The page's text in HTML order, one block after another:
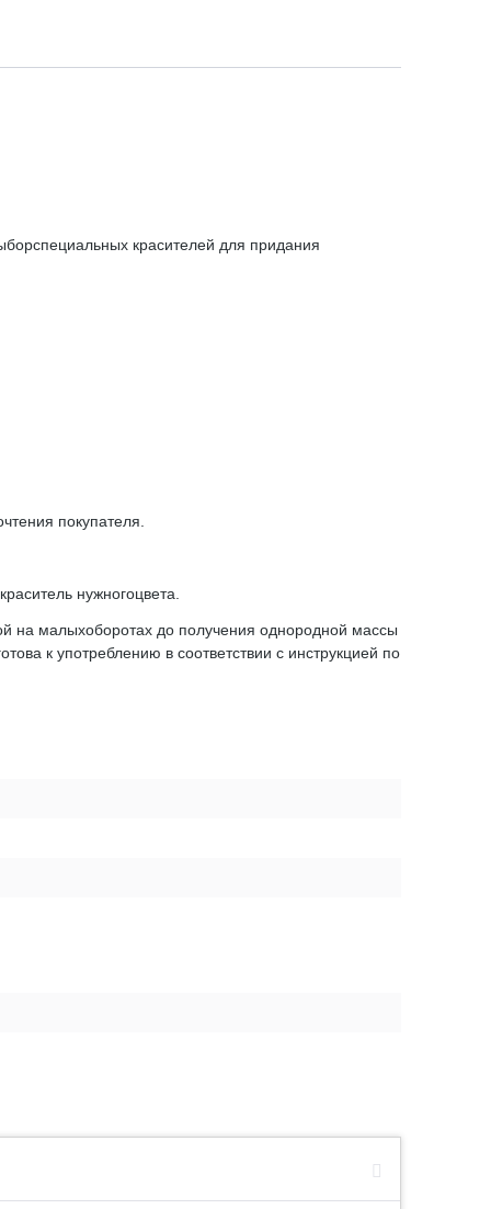
красителей для придания
покупателя.
нужногоцвета.
на малыхоборотах до получения однородной массы
к употреблению в соответствии с инструкцией по